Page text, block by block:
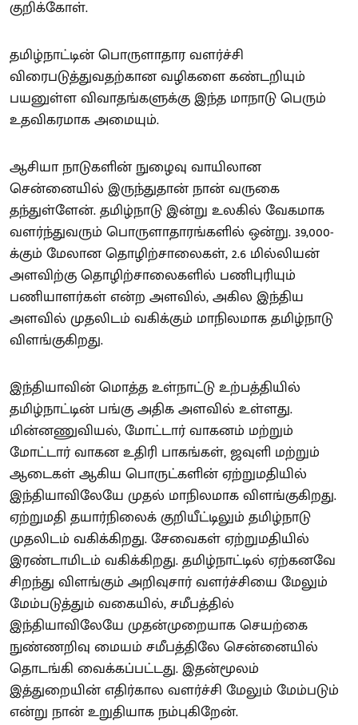
குறிக்கோள்.
தமிழ்நாட்டின் பொருளாதார வளர்ச்சி
விரைபடுத்துவதற்கான வழிகளை கண்டறியும்
பயனுள்ள விவாதங்களுக்கு இந்த மாநாடு பெரும்
உதவிகரமாக அமையும்.
ஆசியா நாடுகளின் நுழைவு வாயிலான
சென்னையில் இருந்துதான் நான் வருகை
தந்துள்ளேன். தமிழ்நாடு இன்று உலகில் வேகமாக
வளர்ந்துவரும் பொருளாதாரங்களில் ஒன்று. 39,000-
க்கும் மேலான தொழிற்சாலைகள், 2.6 மில்லியன்
அளவிற்கு தொழிற்சாலைகளில் பணிபுரியும்
பணியாளர்கள் என்ற அளவில், அகில இந்திய
அளவில் முதலிடம் வகிக்கும் மாநிலமாக தமிழ்நாடு
விளங்குகிறது.
இந்தியாவின் மொத்த உள்நாட்டு உற்பத்தியில்
தமிழ்நாட்டின் பங்கு அதிக அளவில் உள்ளது.
மின்னணுவியல், மோட்டார் வாகனம் மற்றும்
மோட்டார் வாகன உதிரி பாகங்கள், ஜவுளி மற்றும்
ஆடைகள் ஆகிய பொருட்களின் ஏற்றுமதியில்
இந்தியாவிலேயே முதல் மாநிலமாக விளங்குகிறது.
ஏற்றுமதி தயார்நிலைக் குறியீட்டிலும் தமிழ்நாடு
முதலிடம் வகிக்கிறது. சேவைகள் ஏற்றுமதியில்
இரண்டாமிடம் வகிக்கிறது. தமிழ்நாட்டில் ஏற்கனவே
சிறந்து விளங்கும் அறிவுசார் வளர்ச்சியை மேலும்
மேம்படுத்தும் வகையில், சமீபத்தில்
இந்தியாவிலேயே முதன்முறையாக செயற்கை
நுண்ணறிவு மையம் சமீபத்திலே சென்னையில்
தொடங்கி வைக்கப்பட்டது. இதன்மூலம்
இத்துறையின் எதிர்கால வளர்ச்சி மேலும் மேம்படும்
என்று நான் உறுதியாக நம்புகிறேன்.